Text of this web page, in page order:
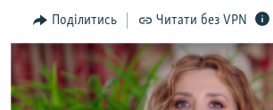
Перейти
до
пошуку
ПОГЛЯД
ІНТЕРВ'Ю
ВСЕ ЗА ДЕНЬ
Поділитись Читати без VPN